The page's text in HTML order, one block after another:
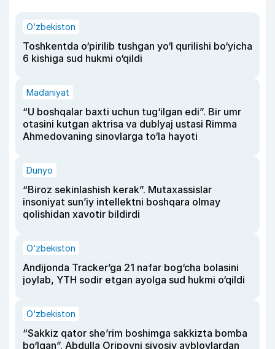
O‘zbekiston
Toshkentda o‘pirilib tushgan yo‘l qurilishi bo‘yicha
6 kishiga sud hukmi o‘qildi
Madaniyat
“U boshqalar baxti uchun tug‘ilgan edi”. Bir umr
otasini kutgan aktrisa va dublyaj ustasi Rimma
Ahmedovaning sinovlarga to‘la hayoti
Dunyo
“Biroz sekinlashish kerak”. Mutaxassislar
insoniyat sun’iy intellektni boshqara olmay
qolishidan xavotir bildirdi
O‘zbekiston
Andijonda Tracker’ga 21 nafar bog‘cha bolasini
joylab, YTH sodir etgan ayolga sud hukmi o‘qildi
O‘zbekiston
“Sakkiz qator she’rim boshimga sakkizta bomba
bo‘lgan”. Abdulla Oripovni siyosiy ayblovlardan